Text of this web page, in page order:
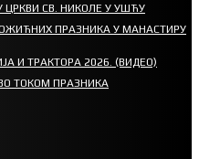
СВ. НИКОЛЕ У УШЋУ
ПРАЗНИКА У МАНАСТИРУ
И ТРАКТОРА 2026. (ВИДЕО)
ТОКОМ ПРАЗНИКА